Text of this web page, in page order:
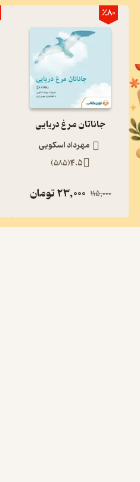
٪80
جاناتان مرغ دریایی
مهرداد اسکویی
4.5
(
585
)
115,000
23,000تومان